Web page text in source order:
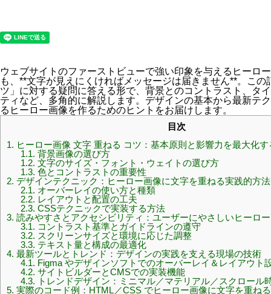
ウェブサイトのファーストビューで強い印象を与えるヒーロ
も、**文字が見えにくければメッセージは届きません**。こ
ツ」に対する疑問に答える形で、背景とのコントラスト、タ
ティなど、多角的に解説します。デザインの基本から最新テ
るヒーロー画像を作るためのヒントをお届けします。
目次
1. ヒーロー画像 文字 重ねる コツ：基本原則と影響力を最大化す
1.1. 背景画像の選び方
1.2. 文字のサイズ・フォント・ウェイトの選び方
1.3. 色とコントラストの重要性
2. デザインテクニック：ヒーロー画像に文字を重ねる実践的方法
2.1. オーバーレイの使い方と種類
2.2. レイアウトと配置の工夫
2.3. CSSテクニックで実装する方法
3. 読みやすさとアクセシビリティ：ユーザーにやさしいヒーロ
3.1. コントラスト基準とガイドラインの遵守
3.2. スクリーンサイズと環境に応じた調整
3.3. テキスト量と構成の最適化
4. 最新ツールとトレンド：デザインの実践を支える現場の技術
4.1. Figma やデザインソフトでのオーバーレイ＆レイアウト
4.2. サイトビルダーとCMSでの実装機能
4.3. トレンドデザイン：ミニマル／マテリアル／スクロール
5. 実際のコード例：HTML／CSS でヒーロー画像に文字を重ね